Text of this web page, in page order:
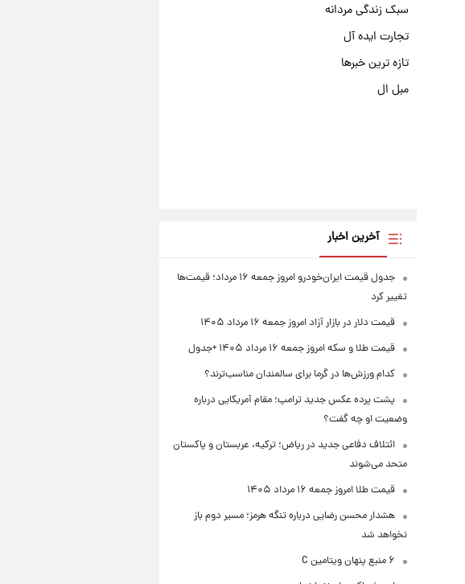
سبک زندگی مردانه
تجارت ایده آل
تازه ترین خبرها
مبل ال
آخرین اخبار
جدول قیمت ایران‌خودرو امروز جمعه ۱۶ مرداد؛ قیمت‌ها
تغییر کرد
قیمت دلار در بازار آزاد امروز جمعه ۱۶ مرداد ۱۴۰۵
قیمت طلا و سکه امروز جمعه ۱۶ مرداد ۱۴۰۵ +جدول
کدام ورزش‌ها در گرما برای سالمندان مناسب‌ترند؟
پشت پرده عکس جدید ترامپ؛ مقام آمریکایی درباره
وضعیت او چه گفت؟
ائتلاف دفاعی جدید در ریاض؛ ترکیه، عربستان و پاکستان
متحد می‌شوند
قیمت طلا امروز جمعه ۱۶ مرداد ۱۴۰۵
هشدار محسن رضایی درباره تنگه هرمز؛ مسیر دوم باز
نخواهد شد
۶ منبع پنهان ویتامین C